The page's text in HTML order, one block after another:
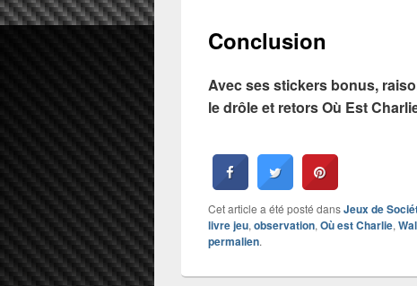
Conclusion
Avec ses stickers bonus,
le drôle et retors Où Est
Cet article a été posté dansJeux de
livre jeu, observation, Où est Charlie,
permalien.